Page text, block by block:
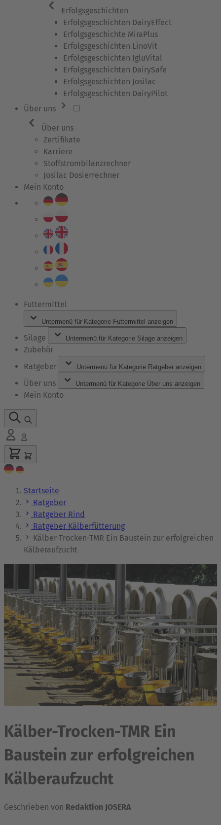
Erfolgsgeschichten
Erfolgsgeschichten DairyEffect
Erfolgsgeschichte MiraPlus
Erfolgsgeschichten LinoVit
Erfolgsgeschichten IgluVital
Erfolgsgeschichten DairySafe
Erfolgsgeschichten Josilac
Erfolgsgeschichten DairyPilot
Über uns
Über uns
Zertifikate
Karriere
Stoffstrombilanzrechner
Josilac Dosierrechner
Mein Konto
Futtermittel
Untermenü für Kategorie Futtermittel anzeigen
Silage Untermenü für Kategorie Silage anzeigen
Zubehör
Ratgeber
Untermenü für Kategorie Ratgeber anzeigen
Über uns Untermenü für Kategorie Über uns anzeigen
Mein Konto
Startseite
Ratgeber
Ratgeber Rind
Ratgeber Kälberfütterung
Kälber-Trocken-TMR Ein Baustein zur erfolgreichen
Kälberaufzucht
Kälber-Trocken-TMR Ein
Baustein zur erfolgreichen
Kälberaufzucht
Geschrieben von Redaktion JOSERA